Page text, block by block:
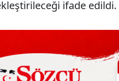
ifade edildi.